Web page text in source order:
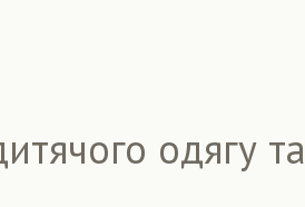
одягу та